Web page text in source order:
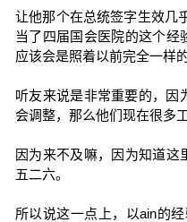
让他那个在总统签字生效几
当了四届国会医院的这个
应该会是照着以前完全一样
听友来说是非常重要的，因
会调整，那么他们现在很多
因为来不及嘛，因为知道这
五二六。
所以说这一点上，以ain的